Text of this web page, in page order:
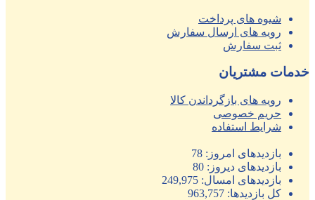
شیوه های پرداخت
رویه های ارسال سفارش
ثبت سفارش
خدمات مشتریان
رویه های بازگرداندن کالا
حریم خصوصی
شرایط استفاده
بازدیدهای امروز: 78
بازدیدهای دیروز: 80
بازدیدهای امسال: 249,975
کل بازدیدها: 963,757